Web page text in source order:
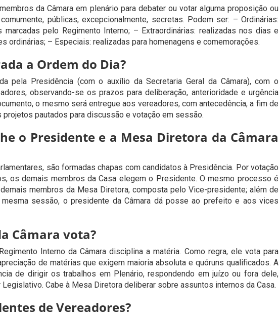
da Câmara em plenário para debater ou votar alguma proposição ou
públicas, excepcionalmente, secretas. Podem ser: – Ordinárias:
pelo Regimento Interno; – Extraordinárias: realizadas nos dias e
ordinárias; – Especiais: realizadas para homenagens e comemorações.
a Ordem do Dia?
pela Presidência (com o auxílio da Secretaria Geral da Câmara), com o
observando-se os prazos para deliberação, anterioridade e urgência
o mesmo será entregue aos vereadores, com antecedência, a fim de
pautados para discussão e votação em sessão.
o Presidente e a Mesa Diretora da Câmara
são formadas chapas com candidatos à Presidência. Por votação
os demais membros da Casa elegem o Presidente. O mesmo processo é
membros da Mesa Diretora, composta pelo Vice-presidente; além de
sessão, o presidente da Câmara dá posse ao prefeito e aos vices
Câmara vota?
Interno da Câmara disciplina a matéria. Como regra, ele vota para
de matérias que exigem maioria absoluta e quóruns qualificados. A
de dirigir os trabalhos em Plenário, respondendo em juízo ou fora dele,
Cabe à Mesa Diretora deliberar sobre assuntos internos da Casa.
de Vereadores?